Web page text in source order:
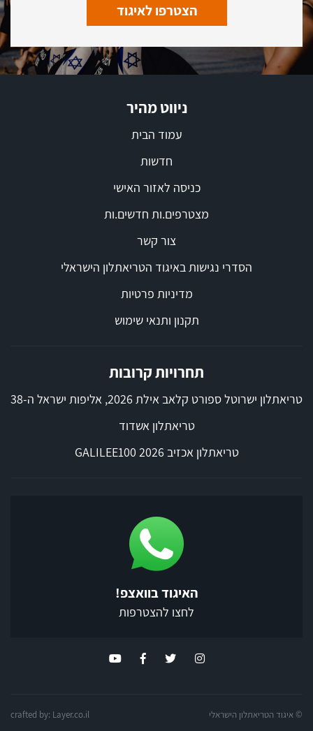
הצטרפו לאיגוד
ניווט מהיר
עמוד הבית
חדשות
כניסה לאזור האישי
מצטרפים.ות חדשים.ות
צור קשר
הסדרי נגישות באיגוד הטריאתלון הישראלי
מדיניות פרטיות
תקנון ותנאי שימוש
תחרויות קרובות
טריאתלון ישרוטל ספורט קלאב אילת 2026, אליפות ישראל ה-38
טריאתלון אשדוד
טריאתלון אכזיב 2026 GALILEE100
האיגוד בוואצפ!
לחצו להצטרפות
© איגוד הטריאתלון הישראלי crafted by: Layer.co.il